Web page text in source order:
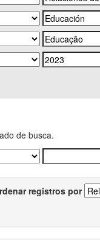
de busca.
registros por